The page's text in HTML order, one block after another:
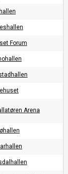
Forum
Arena